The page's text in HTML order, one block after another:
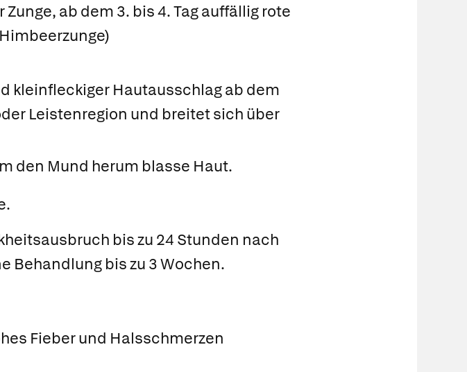
ab dem 3. bis 4. Tag auffällig rote
kleinfleckiger Hautausschlag ab dem
Leistenregion und breitet sich über
den Mund herum blasse Haut.
bis zu 24 Stunden nach
Behandlung bis zu 3 Wochen.
Fieber und Halsschmerzen